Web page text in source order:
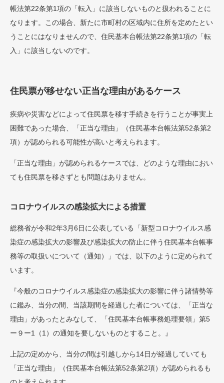
帳法第22条第1項の「転入」に該当しないものと扱われることに
なります。この場合、新たに市町村の区域内に住所を定めたとい
うことにはなりませんので、住民基本台帳法第22条第1項の「転
入」に該当しないのです。
住民票が移せない正当な理由があるケース
疾病や災害などによって住民票を移す手続きを行うことが事実上
困難であった場合、「正当な理由」（住民基本台帳法第52条第2
項）が認められる可能性が高いと考えられます。
「正当な理由」が認められるケースでは、どのような理由におい
ても住民票を移さずとも問題はありません。
コロナウイルスの感染拡大による措置
総務省が令和2年3月6日に公表している「新型コロナウイルス感
染症の感染拡大の影響及び感染拡大の防止に伴う住民基本台帳事
務等の取扱いについて（通知）」では、以下のように定められて
います。
『今般のコロナウイルス感染症の感染拡大の影響に伴う諸情勢等
に鑑み、当分の間、当該期間を経過した者については、「正当な
理由」があったとみなして、「住民基本台帳事務処理要領」第5
ー９ー1（1）の通知を要しないものとすること。』
上記の定めから、当分の間は引越しから14日が経過していても
「正当な理由」（住民基本台帳法第52条第2項）が認められるも